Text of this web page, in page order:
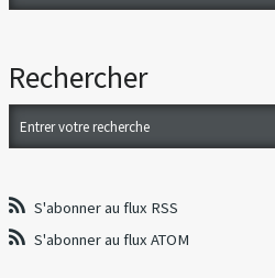
Rechercher
S'abonner au flux RSS
S'abonner au flux ATOM